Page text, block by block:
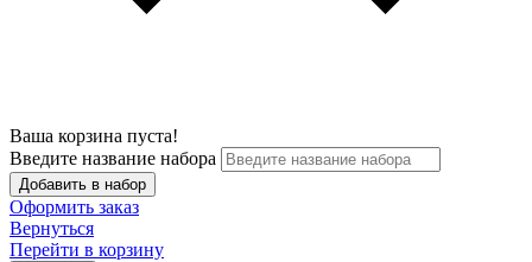
Ваша корзина пуста!
Введите название набора
Добавить в набор
Оформить заказ
Вернуться
Перейти в корзину